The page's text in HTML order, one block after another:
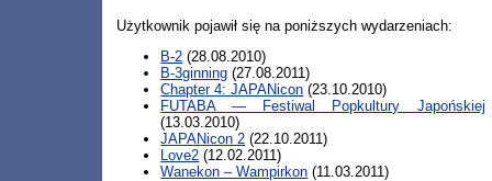
Użytkownik pojawił się na poniższych wydarzeniach:
B-2 (28.08.2010)
B-3ginning (27.08.2011)
Chapter 4: JAPANicon (23.10.2010)
FUTABA — Festiwal Popkultury Japońskiej
(13.03.2010)
JAPANicon 2 (22.10.2011)
Love2 (12.02.2011)
Wanekon – Wampirkon (11.03.2011)